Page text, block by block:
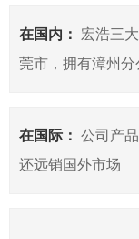
在国内：
宏浩三
莞市，拥有漳州分
在国际： 公司产
还远销国外市场